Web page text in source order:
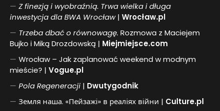
Z finezją i wyobraźnią. Trwa wielka i długa
inwestycja dla BWA Wrocław| Wrocław.pl
Trzeba dbać o równowagę. Rozmowa z Maciejem
Bujko i Miką Drozdowską | Miejmiejsce.com
Wrocław – Jak zaplanować weekend w modnym
mieście? | Vogue.pl
PolaRegeneracji | Dwutygodnik
Земля наша. «Пейзажі» в реаліях війни | Culture.pl